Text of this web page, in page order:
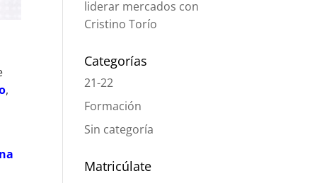
,
liderar mercados con
Cristino Torío
Categorías
21-22
Formación
Sin categoría
Matricúlate